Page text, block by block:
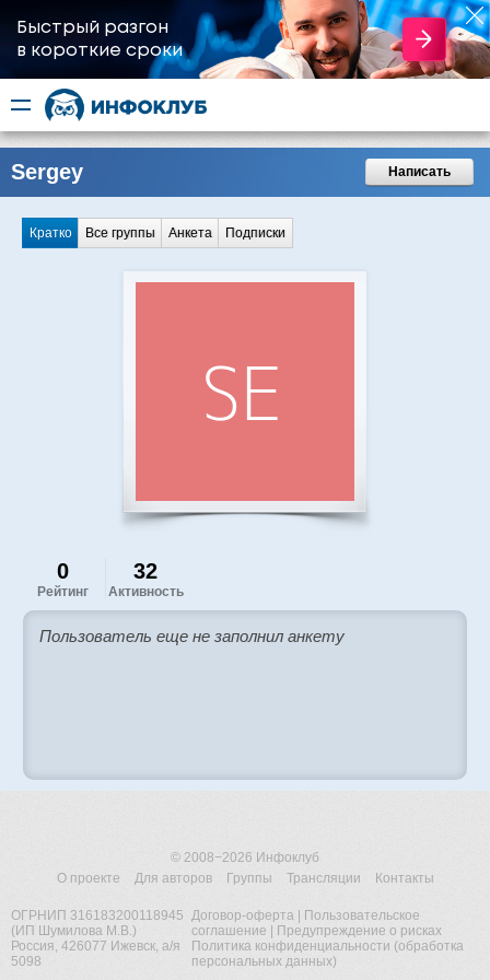
Быстрый разгон
​в короткие сроки
Sergey Написать
Кратко Все группы Анкета Подписки
0
Рейтинг
32
Активность
Пользователь еще не заполнил анкету
© 2008−2026 Инфоклуб
О проекте
Для авторов Группы Трансляции Контакты
ОГРНИП 316183200118945
(ИП Шумилова М.В.)
Россия, 426077 Ижевск, а/я
5098
Договор-оферта|
Пользовательское
соглашение
Предупреждение о рисках
Политика конфиденциальности (обработка
персональных данных)